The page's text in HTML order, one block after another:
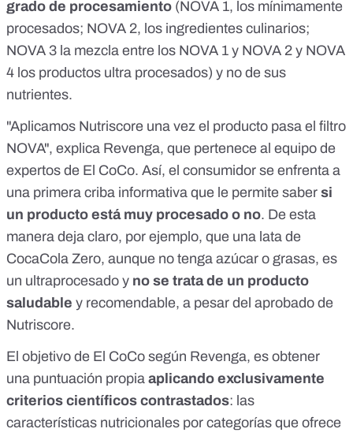
grado de procesamiento (NOVA 1, los mínimamente
procesados; NOVA 2, los ingredientes culinarios;
NOVA 3 la mezcla entre los NOVA 1 y NOVA 2 y NOVA
4 los productos ultra procesados) y no de sus
nutrientes.
"Aplicamos Nutriscore una vez el producto pasa el filtro
NOVA", explica Revenga, que pertenece al equipo de
expertos de El CoCo. Así, el consumidor se enfrenta a
una primera criba informativa que le permite saber si
un producto está muy procesado o no. De esta
manera deja claro, por ejemplo, que una lata de
CocaCola Zero, aunque no tenga azúcar o grasas, es
un ultraprocesado y no se trata de un producto
saludable y recomendable, a pesar del aprobado de
Nutriscore.
El objetivo de El CoCo según Revenga, es obtener
una puntuación propia aplicando exclusivamente
criterios científicos contrastados: las
características nutricionales por categorías que ofrece